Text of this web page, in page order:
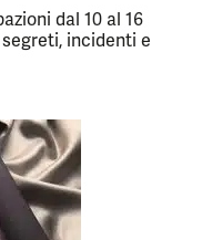
dal 10 al 16
incidenti e